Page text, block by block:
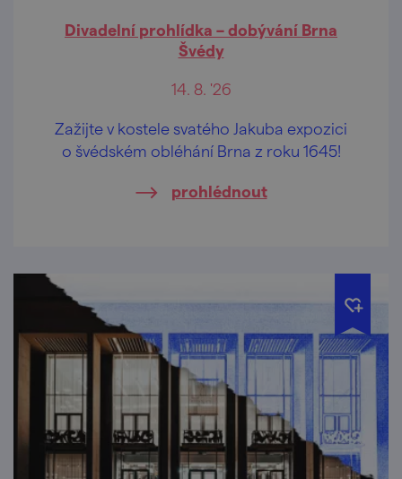
Divadelní prohlídka – dobývání Brna
Švédy
14. 8. '26
Zažijte v kostele svatého Jakuba expozici
o švédském obléhání Brna z roku 1645!
prohlédnout